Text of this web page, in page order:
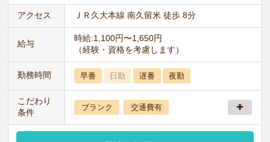
アクセス ＪＲ久大本線 南久留米 徒歩 8分
給与
時給:1,100円〜1,650円
（経験・資格を考慮します）
勤務時間 早番 日勤 遅番 夜勤
こだわり
条件
ブランク 交通費有